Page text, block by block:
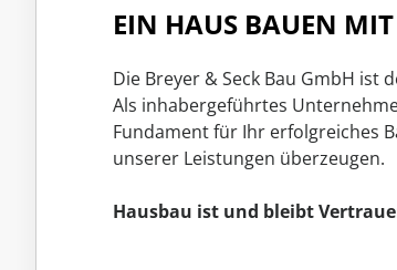
EIN HAUS BAUEN MIT
Die Breyer & Seck Bau GmbH
Als inhabergeführtes
Fundament für Ihr erfolgreiches
unserer Leistungen überzeugen.
Hausbau ist und bleibt